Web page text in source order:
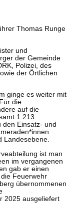
Thomas Runge
und
der Gemeinde
Polizei, des
der Örtlichen
ginge es weiter mit
die
auf die
1.213
den Einsatz- und
Landesebene.
ist man
im vergangenen
gab er einen
Feuerwehr
übernommenen
2025 ausgeliefert